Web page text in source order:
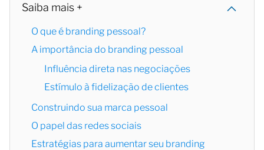
Saiba mais +
O que é branding pessoal?
A importância do branding pessoal
Influência direta nas negociações
Estímulo à fidelização de clientes
Construindo sua marca pessoal
O papel das redes sociais
Estratégias para aumentar seu branding